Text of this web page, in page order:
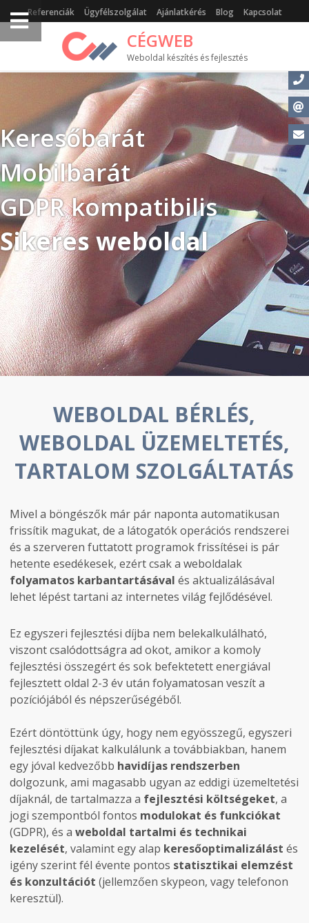
Referenciák Ügyfélszolgálat Ajánlatkérés Blog Kapcsolat
CÉGWEB
Weboldal készítés és fejlesztés
Keresőbarát
Mobilbarát
GDPR kompatibilis
Sikeres weboldal
WEBOLDAL BÉRLÉS,
WEBOLDAL ÜZEMELTETÉS,
TARTALOM SZOLGÁLTATÁS
Mivel a böngészők már pár naponta automatikusan
frissítik magukat, de a látogatók operációs rendszerei
és a szerveren futtatott programok frissítései is pár
hetente esedékesek, ezért csak a weboldalak
folyamatos karbantartásával és aktualizálásával
lehet lépést tartani az internetes világ fejlődésével.
Ez egyszeri fejlesztési díjba nem belekalkulálható,
viszont csalódottságra ad okot, amikor a komoly
fejlesztési összegért és sok befektetett energiával
fejlesztett oldal 2-3 év után folyamatosan veszít a
pozíciójából és népszerűségéből.
Ezért döntöttünk úgy, hogy nem egyösszegű, egyszeri
fejlesztési díjakat kalkulálunk a továbbiakban, hanem
egy jóval kedvezőbb havidíjas rendszerben
dolgozunk, ami magasabb ugyan az eddigi üzemeltetési
díjaknál, de tartalmazza a fejlesztési költségeket, a
jogi szempontból fontos modulokat és funkciókat
(GDPR), és a weboldal tartalmi és technikai
kezelését, valamint egy alap keresőoptimalizálást és
igény szerint fél évente pontos statisztikai elemzést
és konzultációt (jellemzően skypeon, vagy telefonon
keresztül).